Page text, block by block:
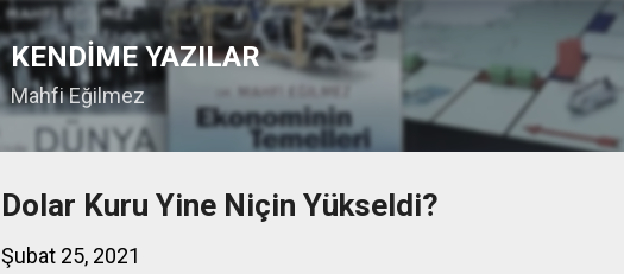
Ana içeriğe atla
KENDİME YAZILAR
Mahfi Eğilmez
Dolar Kuru Yine Niçin Yükseldi?
Şubat 25, 2021